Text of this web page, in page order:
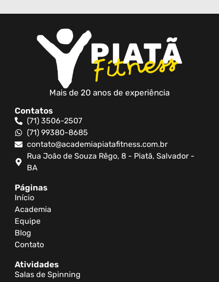
Mais de 20 anos de experiência
Contatos
(71) 3506-2507
(71) 99380-8685
contato@academiapiatafitness.com.br
Rua João de Souza Rêgo, 8 - Piatã, Salvador -
BA
Páginas
Início
Academia
Equipe
Blog
Contato
Atividades
Salas de Spinning